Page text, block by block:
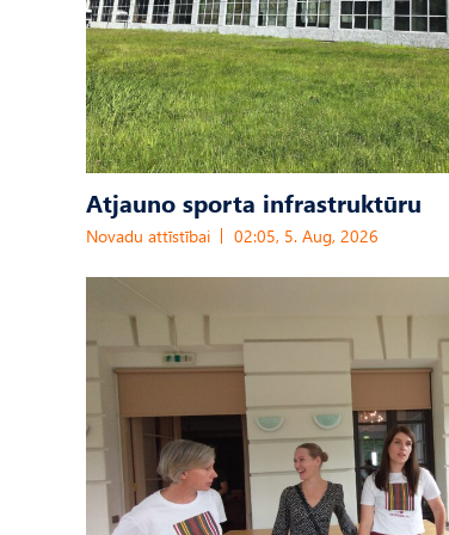
Atjauno sporta infrastruktūru
Novadu attīstībai 02:05, 5. Aug, 2026